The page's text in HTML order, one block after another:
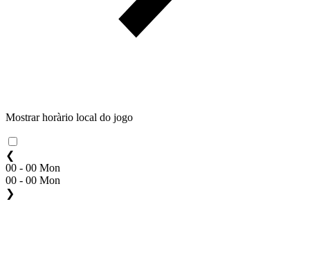
Mostrar horàrio local do jogo
❮
00 - 00 Mon
00 - 00 Mon
❯